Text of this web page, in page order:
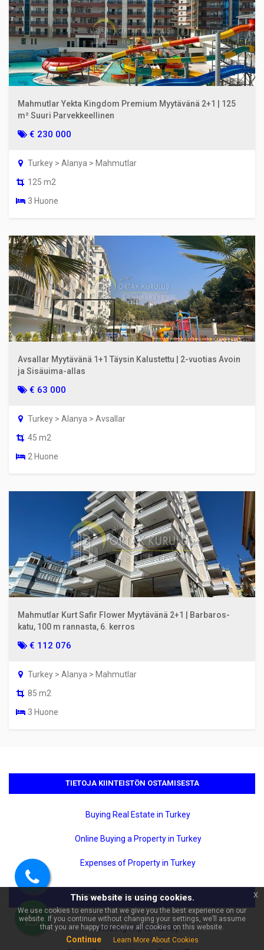
Mahmutlar Yekta Kingdom Premium Myytävänä 2+1 | 125
m² Suuri Parvekkeellinen
€ 230 000
Turkey > Alanya > Mahmutlar
125 m2
3 Huone
Avsallar Myytävänä 1+1 Täysin Kalustettu | 2-vuotias Avoin
ja Sisäuima-allas
€ 63 000
Turkey > Alanya > Avsallar
45 m2
2 Huone
Mahmutlar Kurt Safir Flower Myytävänä 2+1 | Barbaros-
katu, 100 m rannasta, 6. kerros
€ 112 076
Turkey > Alanya > Mahmutlar
85 m2
3 Huone
TIETOJA KIINTEISTÖN OSTAMISESTA
Buying Real Estate in Turkey
Online Buying a Property in Turkey
Expenses of Property in Turkey
TIETOJA MATKAN KATSELUSTA
Viewing Trip to Turkey
Soita
meille
WhatsApp
This website is using cookies.
We use cookies to ensure that we give you the best experience on our
website. If you continue without changing your settings, we’ll assume
that you are happy to receive all cookies on this website.
Continue Learn More About Cookies
x
🏠 Kysy kohteesta Alanyan
2+1 luksusdupleksi | 105 m²!
×